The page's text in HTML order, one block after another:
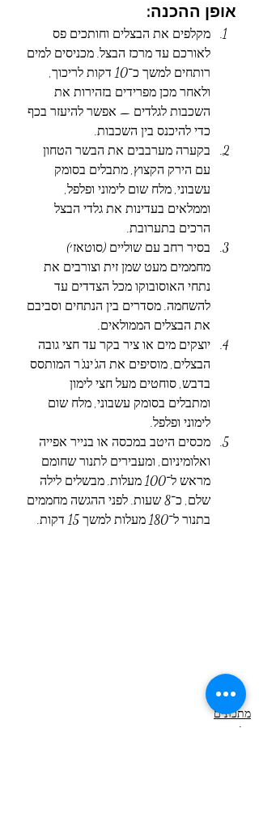
אופן ההכנה:
מקלפים את הבצלים וחותכים פס
לאורכם עד מרכז הבצל. מכניסים למים
רותחים למשך כ־10 דקות לריכוך,
ולאחר מכן מפרידים בזהירות את
השכבות לגלדים — אפשר להיעזר בכף
כדי להיכנס בין השכבות.
בקערה מערבבים את הבשר הטחון
עם הירק הקצוץ, מתבלים בסומק
עשבוני, מלח שום לימוני ופלפל,
וממלאים בעדינות את גלדי הבצל
הרכים בתערובת.
בסיר רחב עם שוליים (סוטאז׳)
מחממים מעט שמן זית וצורבים את
נתחי האוסובוקו מכל הצדדים עד
להשחמה. מסדרים בין הנתחים וסביבם
את הבצלים הממולאים.
יוצקים מים או ציר בקר עד חצי גובה
הבצלים, מוסיפים את הג'ינג'ר המותסס
בדבש, סוחטים מעל חצי לימון
ומתבלים בסומק עשבוני, מלח שום
לימוני ופלפל.
מכסים היטב במכסה או בנייר אפייה
ואלומיניום, ומעבירים לתנור שחומם
מראש ל־100 מעלות. מבשלים לילה
שלם, כ־8 שעות. לפני ההגשה מחממים
בתנור ל־180 מעלות למשך 15 דקות.
מתכונים
בלוג